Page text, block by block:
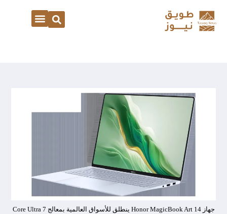
جهاز Honor MagicBook Art 14 ينطلق للأسواق العالمية بمعالج Core Ultra 7